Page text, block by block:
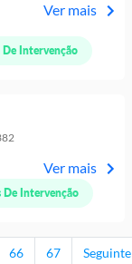
De Intervenção
Ver mais
De Intervenção
Ver mais
66 67
Seguinte